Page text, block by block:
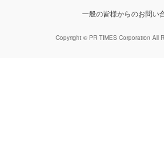
一般の皆様からのお問い
Copyright © PR TIMES Corporation All